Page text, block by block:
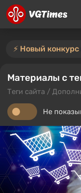
Материалы с
Теги сайта /
Не